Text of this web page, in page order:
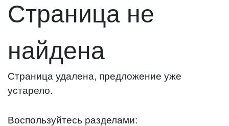
Страница не
найдена
Страница удалена, предложение уже
устарело.
Воспользуйтесь разделами: